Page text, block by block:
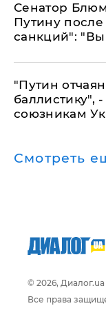
Сенатор
Путину
санкций":
"Путин
баллистику",
союзникам
Смотреть
© 2026, Диалог.ua
Все права